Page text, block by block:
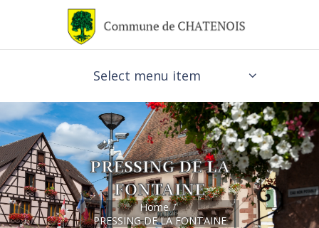
Select menu item
PRESSING DE LA
FONTAINE
Home
PRESSING DE LA FONTAINE